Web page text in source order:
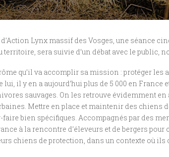
Lynx massif des Vosges, une séance
sera suivie d’un débat avec le public,
qu’il va accomplir sa mission : protéger les
il y en a aujourd’hui plus de 5 000 en France
sauvages. On les retrouve évidemment
Mettre en place et maintenir des chiens
bien spécifiques. Accompagnés par des
à la rencontre d’éleveurs et de bergers
chiens de protection, dans un contexte où ils